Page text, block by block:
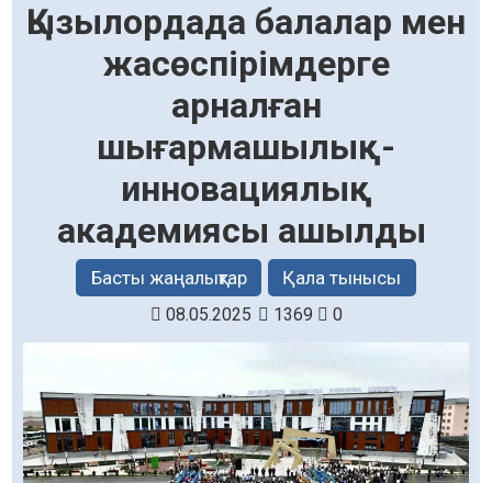
Қызылордада балалар мен
жасөспірімдерге
арналған
шығармашылық-
инновациялық
академиясы ашылды
Басты жаңалықтар Қала тынысы
08.05.2025 1369 0